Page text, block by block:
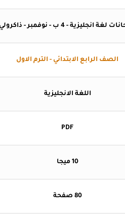
لغة انجليزية - 4 ب - نوفمبر - ذاكرولي
الصف الرابع الابتدائي - الترم الاول
اللغة الانجليزية
PDF
10 ميجا
80 صفحة